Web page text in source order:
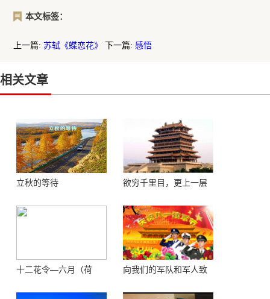
本文标签：
上一篇:苏轼《蝶恋花》 下一篇:感悟
相关文章
立秋的等待
欲穷千里目，更上一层
十二花令—六月（荷
向我们的军队和军人致